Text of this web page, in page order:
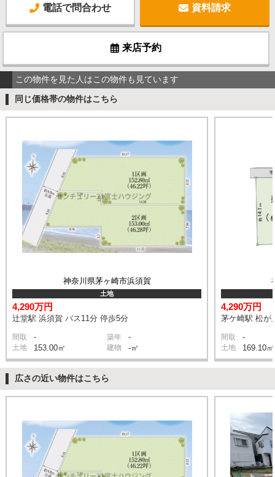
電話で問合わせ 資料請求
来店予約
この物件を見た人はこの物件も見ています
同じ価格帯の物件はこちら
神奈川県茅ヶ崎市浜須賀
土地
4,290万円
辻堂駅 浜須賀 バス11分 停歩5分
間取 - 築年 -
土地 153.00㎡ 建物 -㎡
4,290万円
茅ケ崎駅 松が
間取 -
土地 169.10㎡
広さの近い物件はこちら